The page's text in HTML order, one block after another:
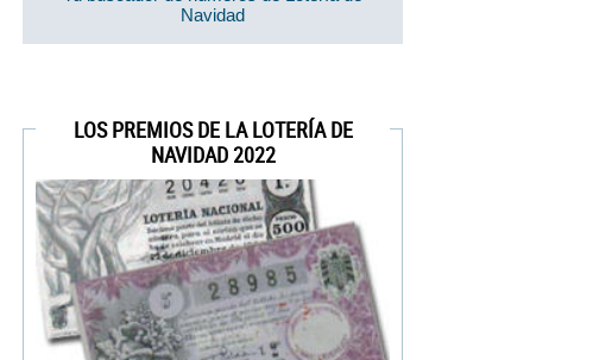
Navidad
LOS PREMIOS DE LA LOTERÍA DE
NAVIDAD 2022